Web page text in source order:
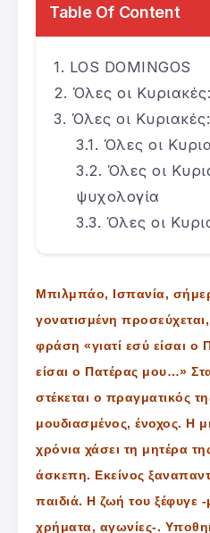
Table Of Content
LOS DOMINGOS
Όλες οι
Όλες οι
Όλες οι
Όλες οι
ψυχολογία
Όλες οι
Μπιλμπάο, Ισπανία,
γονατισμένη
φράση «γιατί εσύ είσαι ο
είσαι ο Πατέρας μου…»
στέκεται ο πραγματικός
μουδιασμένος, ένοχος. Η
χρόνια χάσει τη μητέρα
άσκεπη. Εκείνος
παιδιά. Η ζωή του ξέφυγε
χρήματα, αγωνίες-.